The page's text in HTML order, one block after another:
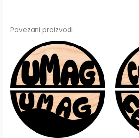
Povezani proizvodi